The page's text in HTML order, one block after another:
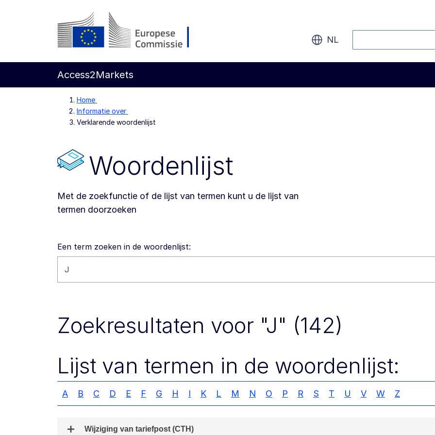
Direct naar de inhoud
NL
Access2Markets
Home
Informatie over
Verklarende woordenlijst
Woordenlijst
Met de zoekfunctie of de lijst van termen kunt u de lijst van
termen doorzoeken
Een term zoeken in de woordenlijst:
Zoeken op deze website
Zoekresultaten voor "J" (142)
Lijst van termen in de woordenlijst:
A B C D E F G H I K L M N O P R S T U V W Z
Wijziging van tariefpost (CTH)